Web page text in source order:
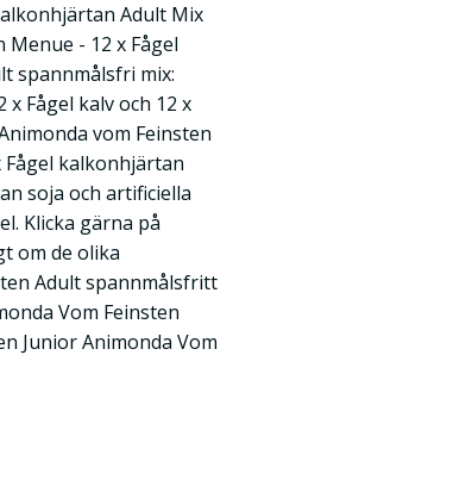
Adult Mix
- 12 x Fågel
spannmålsfri mix:
x Fågel kalv och 12 x
vom Feinsten
kalkonhjärtan
soja och artificiella
Klicka gärna på
om de olika
Adult spannmålsfritt
Vom Feinsten
Junior Animonda Vom